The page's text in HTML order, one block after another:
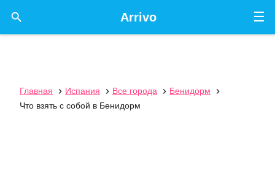
☰
Arrivo

Главная  Испания  Все города  Бенидорм

Что взять с собой в Бенидорм